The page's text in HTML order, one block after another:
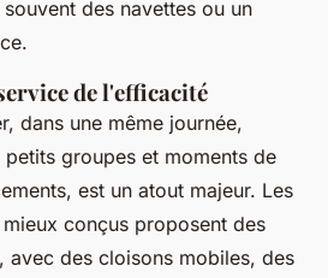
des navettes ou un
de l'efficacité
dans une même journée,
groupes et moments de
est un atout majeur. Les
conçus proposent des
avec des cloisons mobiles, des